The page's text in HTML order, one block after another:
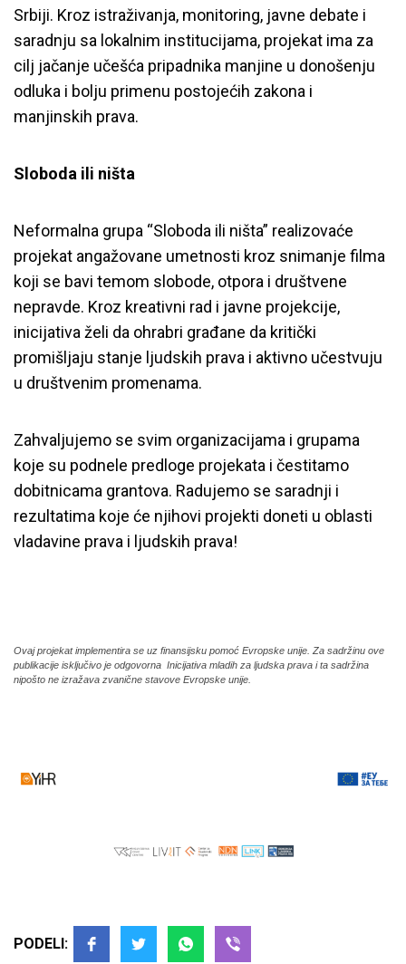
Srbiji. Kroz istraživanja, monitoring, javne debate i
saradnju sa lokalnim institucijama, projekat ima za
cilj jačanje učešća pripadnika manjine u donošenju
odluka i bolju primenu postojećih zakona i
manjinskih prava.
Sloboda ili ništa
Neformalna grupa “Sloboda ili ništa” realizovaće
projekat angažovane umetnosti kroz snimanje filma
koji se bavi temom slobode, otpora i društvene
nepravde. Kroz kreativni rad i javne projekcije,
inicijativa želi da ohrabri građane da kritički
promišljaju stanje ljudskih prava i aktivno učestvuju
u društvenim promenama.
Zahvaljujemo se svim organizacijama i grupama
koje su podnele predloge projekata i čestitamo
dobitnicama grantova. Radujemo se saradnji i
rezultatima koje će njihovi projekti doneti u oblasti
vladavine prava i ljudskih prava!
Ovaj projekat implementira se uz finansijsku pomoć Evropske unije. Za sadržinu ove
publikacije isključivo je odgovorna Inicijativa mladih za ljudska prava i ta sadržina
nipošto ne izražava zvanične stavove Evropske unije.
PODELI: